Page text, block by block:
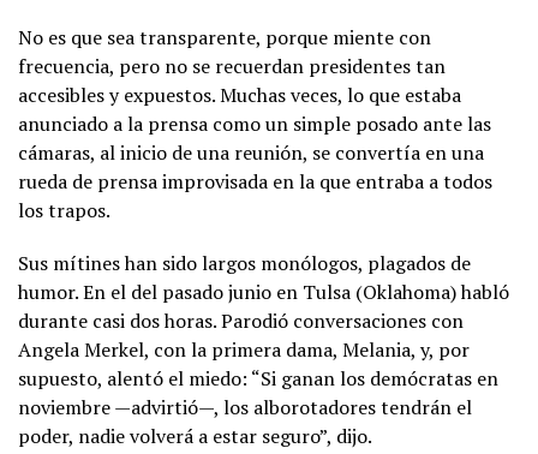
No es que sea transparente, porque miente con
frecuencia, pero no se recuerdan presidentes tan
accesibles y expuestos. Muchas veces, lo que estaba
anunciado a la prensa como un simple posado ante las
cámaras, al inicio de una reunión, se convertía en una
rueda de prensa improvisada en la que entraba a todos
los trapos.
Sus mítines han sido largos monólogos, plagados de
humor. En el del pasado junio en Tulsa (Oklahoma) habló
durante casi dos horas. Parodió conversaciones con
Angela Merkel, con la primera dama, Melania, y, por
supuesto, alentó el miedo: “Si ganan los demócratas en
noviembre —advirtió—, los alborotadores tendrán el
poder, nadie volverá a estar seguro”, dijo.